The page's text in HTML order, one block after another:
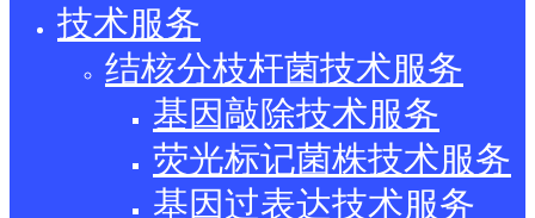
技术服务
结核分枝杆菌技术服务
基因敲除技术服务
荧光标记菌株技术服务
基因过表达技术服务